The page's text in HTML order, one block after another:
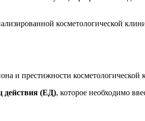
косметологической
и престижности косметологической
действия (ЕД), которое необходимо